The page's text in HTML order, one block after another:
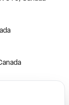
Canada